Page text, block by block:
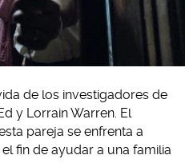
de los investigadores de
y Lorrain Warren. El
pareja se enfrenta a
fin de ayudar a una familia